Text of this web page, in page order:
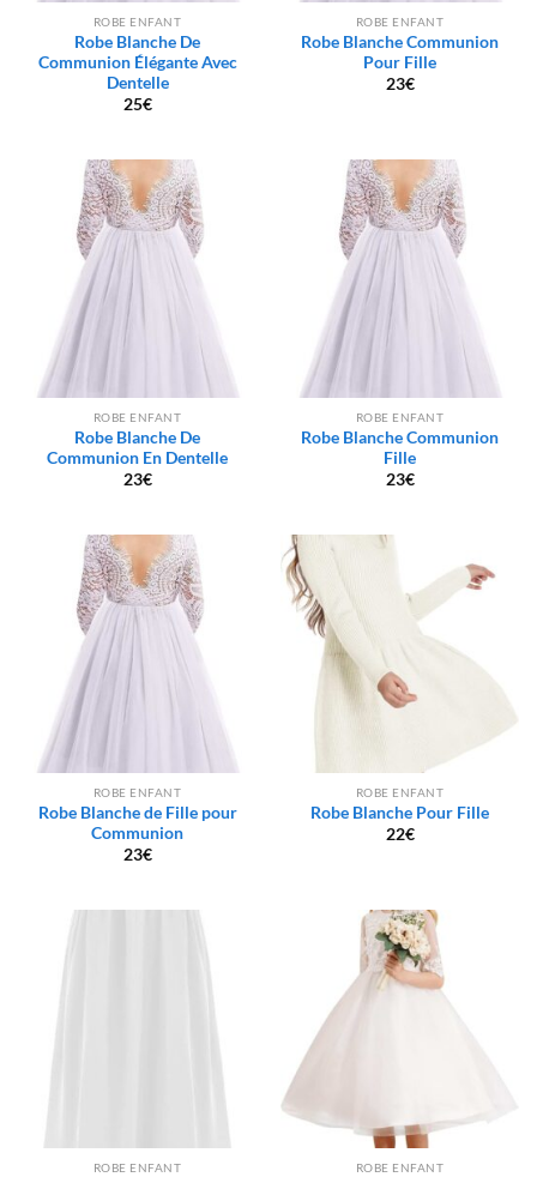
ROBE ENFANT
Robe Blanche De
Communion Élégante Avec
Dentelle
25€
ROBE ENFANT
Robe Blanche Communion
Pour Fille
23€
ROBE ENFANT
Robe Blanche De
Communion En Dentelle
23€
ROBE ENFANT
Robe Blanche Communion
Fille
23€
ROBE ENFANT
Robe Blanche de Fille pour
Communion
23€
ROBE ENFANT
Robe Blanche Pour Fille
22€
ROBE ENFANT ROBE ENFANT